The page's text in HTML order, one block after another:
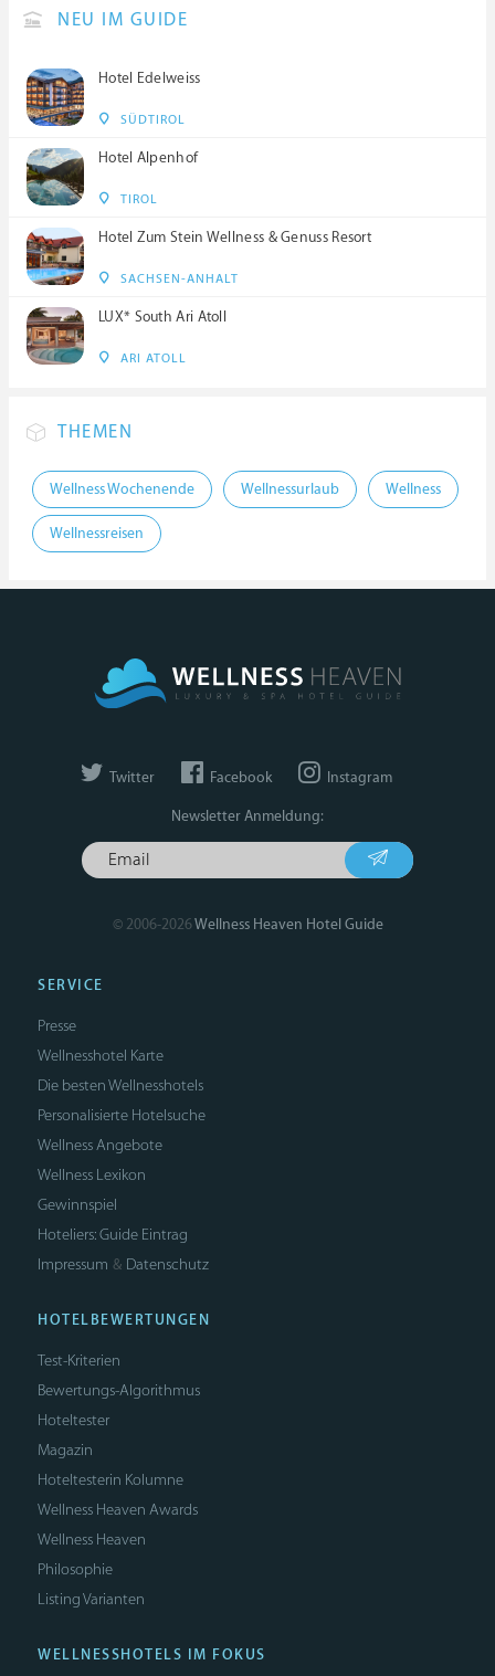
NEU IM GUIDE
Hotel Edelweiss
SÜDTIROL
Hotel Alpenhof
TIROL
Hotel Zum Stein Wellness & Genuss Resort
SACHSEN-ANHALT
LUX* South Ari Atoll
ARI ATOLL
THEMEN
Wellness Wochenende Wellnessurlaub Wellness
Wellnessreisen
Twitter Facebook Instagram
Newsletter Anmeldung:
© 2006-2026Wellness Heaven Hotel Guide
SERVICE
Presse
Wellnesshotel Karte
Die besten Wellnesshotels
Personalisierte Hotelsuche
Wellness Angebote
Wellness Lexikon
Gewinnspiel
Hoteliers: Guide Eintrag
Impressum & Datenschutz
HOTELBEWERTUNGEN
Test-Kriterien
Bewertungs-Algorithmus
Hoteltester
Magazin
Hoteltesterin Kolumne
Wellness Heaven Awards
Wellness Heaven
Philosophie
Listing Varianten
WELLNESSHOTELS IM FOKUS